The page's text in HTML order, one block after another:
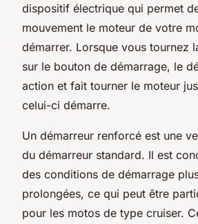
dispositif électrique qui permet
mouvement le moteur de votre
démarrer. Lorsque vous tournez
sur le bouton de démarrage, le
action et fait tourner le moteur
celui-ci démarre.
Un démarreur renforcé est une
du démarreur standard. Il est
des conditions de démarrage
prolongées, ce qui peut être
pour les motos de type cruiser.